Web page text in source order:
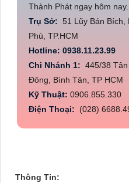
Thành Phát ngay hôm nay.
Trụ Sở: 51 Lũy Bán Bích,
Phú, TP.HCM
Hotline: 0938.11.23.99
Chi Nhánh 1: 445/38
Đông, Bình Tân, TP HCM
Kỹ Thuật: 0906.855.330
Điện Thoại:
(028)
Thông Tin: